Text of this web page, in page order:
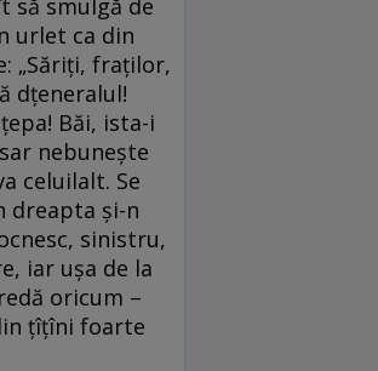
să smulgă de
urlet ca din
„Săriți, fraților,
dțeneralul!
Băi, ista-i
nebunește
celuilalt. Se
dreapta și-n
sinistru,
iar ușa de la
oricum –
țîțîni foarte